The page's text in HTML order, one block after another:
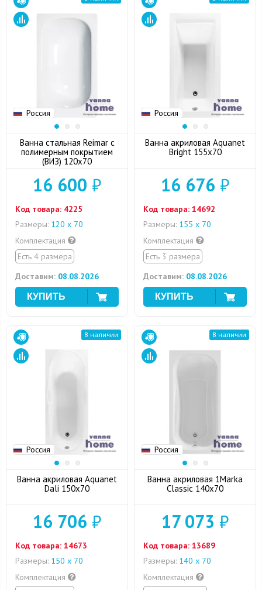
Россия
Ванна стальная Reimar с
полимерным покрытием
(ВИЗ) 120x70
16 600 ₽
Код товара: 4225
Размеры: 120 х 70
Комплектация
Есть 4 размера
Доставим: 08.08.2026
Россия
Ванна акриловая Aquanet
Bright 155x70
16 676 ₽
Код товара: 14692
Размеры: 155 x 70
Комплектация
Есть 3 размера
Доставим: 08.08.2026
Россия
В наличии
Ванна акриловая Aquanet
Dali 150x70
16 706 ₽
Код товара: 14673
Размеры: 150 х 70
Комплектация
Россия
В наличии
Ванна акриловая 1Marka
Classic 140x70
17 073 ₽
Код товара: 13689
Размеры: 140 х 70
Комплектация